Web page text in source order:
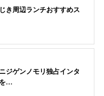
き周辺ランチおすすめス
ジゲンノモリ独占インタ
…